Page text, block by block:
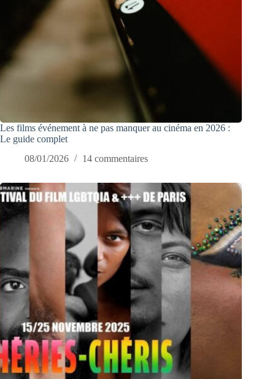
Les films événement à ne pas manquer au cinéma en 2026 :
Le guide complet
08/01/2026
14 commentaires